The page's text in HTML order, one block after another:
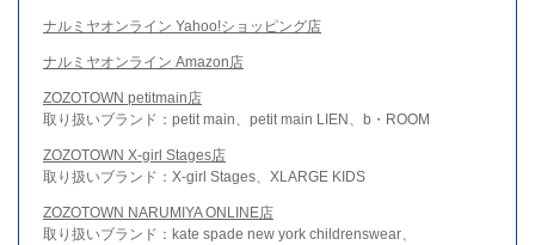
ナルミヤオンライン Yahoo!ショッピング店
ナルミヤオンライン Amazon店
ZOZOTOWN petitmain店
取り扱いブランド：petit main、petit main LIEN、b・ROOM
ZOZOTOWN X-girl Stages店
取り扱いブランド：X-girl Stages、XLARGE KIDS
ZOZOTOWN NARUMIYA ONLINE店
取り扱いブランド：kate spade new york childrenswear、